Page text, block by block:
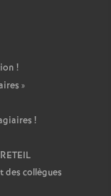
!
»
!
collègues